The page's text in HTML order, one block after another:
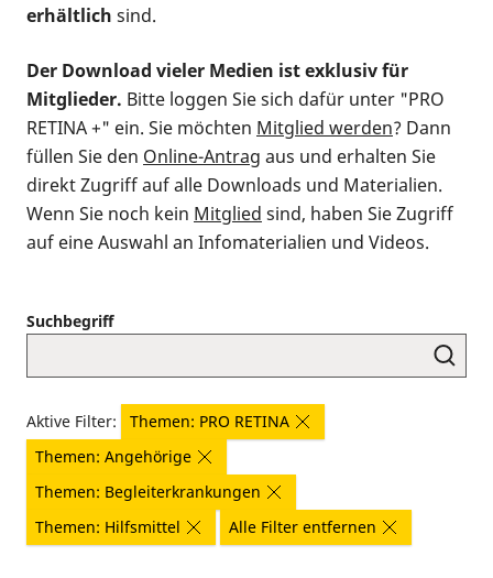
erhältlich sind.
Der Download vieler Medien ist exklusiv für
Mitglieder. Bitte loggen Sie sich dafür unter "PRO
RETINA +" ein. Sie möchten Mitglied werden? Dann
füllen Sie den Online-Antrag aus und erhalten Sie
direkt Zugriff auf alle Downloads und Materialien.
Wenn Sie noch kein Mitglied sind, haben Sie Zugriff
auf eine Auswahl an Infomaterialien und Videos.
Suchbegriff
Aktive Filter:
Themen: PRO RETINA
Themen: Angehörige
Themen: Begleiterkrankungen
Themen: Hilfsmittel
Alle Filter entfernen